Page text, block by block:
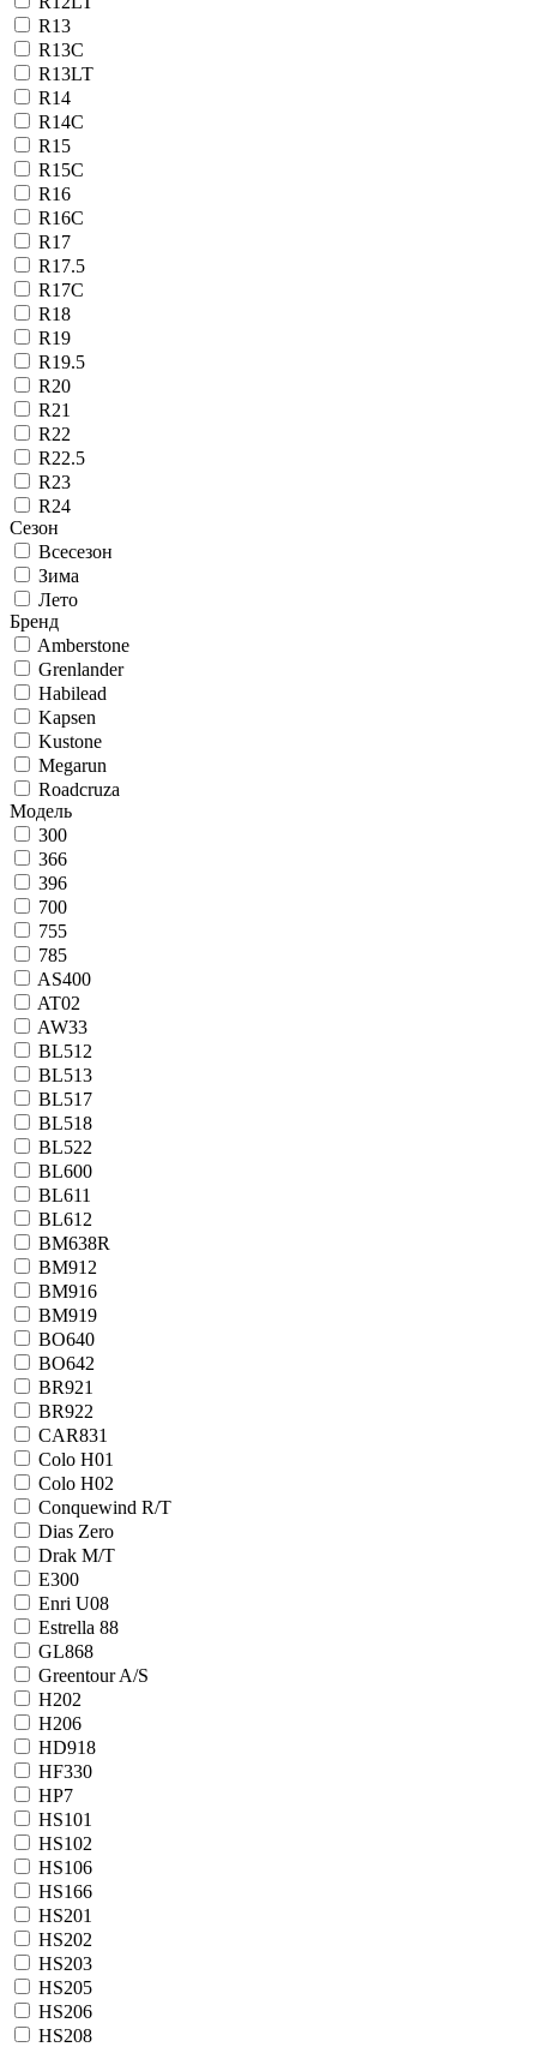
R13
R13C
R13LT
R14
R14C
R15
R15C
R16
R16C
R17
R17.5
R17C
R18
R19
R19.5
R20
R21
R22
R22.5
R23
R24
Сезон
Всесезон
Зима
Лето
Бренд
Amberstone
Grenlander
Habilead
Kapsen
Kustone
Megarun
Roadcruza
Модель
300
366
396
700
755
785
AS400
AT02
AW33
BL512
BL513
BL517
BL518
BL522
BL600
BL611
BL612
BM638R
BM912
BM916
BM919
BO640
BO642
BR921
BR922
CAR831
Colo H01
Colo H02
Conquewind R/T
Dias Zero
Drak M/T
E300
Enri U08
Estrella 88
GL868
Greentour A/S
H202
H206
HD918
HF330
HP7
HS101
HS102
HS106
HS166
HS201
HS202
HS203
HS205
HS206
HS208